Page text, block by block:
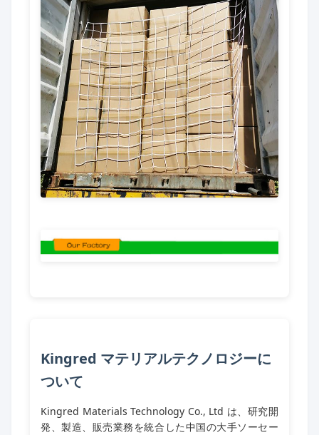
Kingred マテリアルテクノロジーに
ついて
Kingred Materials Technology Co., Ltd は、研究開
発、製造、販売業務を統合した中国の大手ソーセー